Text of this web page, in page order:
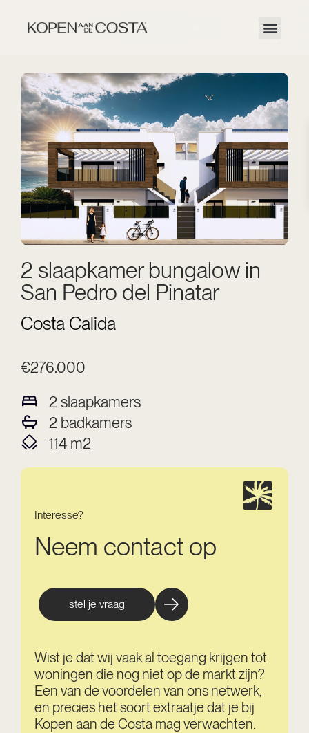
2 slaapkamer bungalow in
San Pedro del Pinatar
Costa Calida
€276.000
2 slaapkamers
2 badkamers
114 m2
Interesse?
Neem contact op
stel je vraag
Wist je dat wij vaak al toegang krijgen tot
woningen die nog niet op de markt zijn?
Een van de voordelen van ons netwerk,
en precies het soort extraatje dat je bij
Kopen aan de Costa mag verwachten.